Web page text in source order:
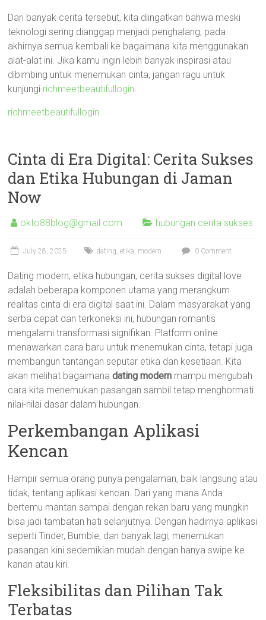
Dari banyak cerita tersebut, kita diingatkan bahwa meski
teknologi sering dianggap menjadi penghalang, pada
akhirnya semua kembali ke bagaimana kita menggunakan
alat-alat ini. Jika kamu ingin lebih banyak inspirasi atau
dibimbing untuk menemukan cinta, jangan ragu untuk
kunjungi richmeetbeautifullogin.
richmeetbeautifullogin
Cinta di Era Digital: Cerita Sukses
dan Etika Hubungan di Jaman
Now
okto88blog@gmail.com hubungan cerita sukses
July 28, 2025 dating,etika, modern 0 Comment
Dating modern, etika hubungan, cerita sukses digital love
adalah beberapa komponen utama yang merangkum
realitas cinta di era digital saat ini. Dalam masyarakat yang
serba cepat dan terkoneksi ini, hubungan romantis
mengalami transformasi signifikan. Platform online
menawarkan cara baru untuk menemukan cinta, tetapi juga
membangun tantangan seputar etika dan kesetiaan. Kita
akan melihat bagaimanadating modern mampu mengubah
cara kita menemukan pasangan sambil tetap menghormati
nilai-nilai dasar dalam hubungan.
Perkembangan Aplikasi
Kencan
Hampir semua orang punya pengalaman, baik langsung atau
tidak, tentang aplikasi kencan. Dari yang mana Anda
bertemu mantan sampai dengan rekan baru yang mungkin
bisa jadi tambatan hati selanjutnya. Dengan hadirnya aplikasi
seperti Tinder, Bumble, dan banyak lagi, menemukan
pasangan kini sedemikian mudah dengan hanya swipe ke
kanan atau kiri.
Fleksibilitas dan Pilihan Tak
Terbatas